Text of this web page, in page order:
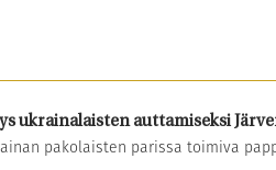
ukrainalaisten auttamiseksi
pakolaisten parissa toimiva